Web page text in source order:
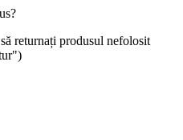
returnați produsul nefolosit